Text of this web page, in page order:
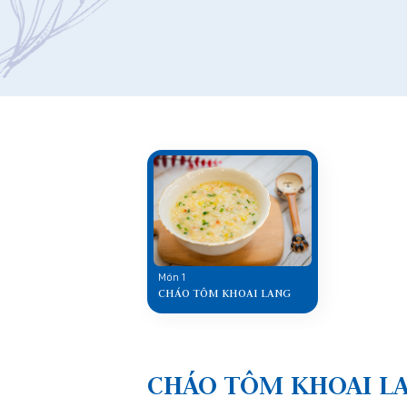
Món 1
CHÁO TÔM KHOAI LANG
CHÁO TÔM KHOAI